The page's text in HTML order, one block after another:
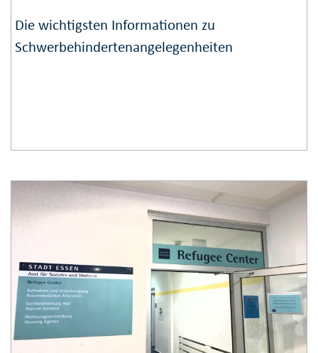
Die wichtigsten Informationen zu
Schwerbehindertenangelegenheiten